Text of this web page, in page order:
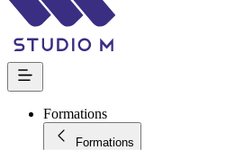
Formations
Formations